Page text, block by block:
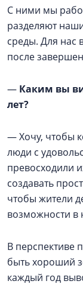
С ними мы
разделяют
среды. Для нас
после
— Каким вы
лет?
— Хочу, чтобы
люди с
превосходили
создавать
чтобы жители
возможности в
В перспективе
быть хороший
каждый год